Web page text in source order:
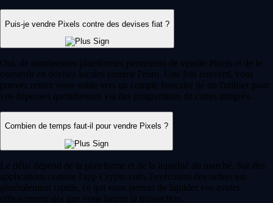
Puis-je vendre Pixels contre des devises fiat ?
Oui, de nombreuses plateformes permettent de vendre Pixels et de le
convertir en devises locales comme l'euro. Une fois converti, vous
pouvez retirer votre solde vers un compte bancaire lié ou l'utiliser pour
vos dépenses quotidiennes via des programmes de cartes intégrés.
Combien de temps faut-il pour vendre Pixels ?
Le délai dépend de la plateforme et de la liquidité du marché. Sur des
applications comme l'app Crypto.com, l'exécution des ordres est
généralement rapide, ce qui vous permet de liquider vos avoirs
efficacement dès que vous lancez la transaction.